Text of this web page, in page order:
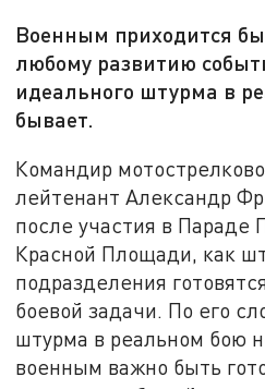
Военным приходится
любому развитию
идеального штурма в
бывает.
Командир
лейтенант Александр
после участия в Параде
Красной Площади, как
подразделения
боевой задачи. По его
штурма в реальном бою
военным важно быть